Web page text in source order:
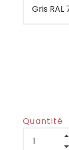
Quantité